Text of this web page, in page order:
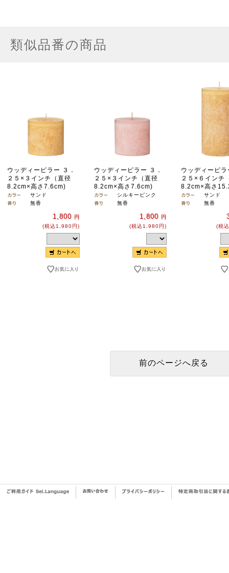
類似品番の商品
ウッディーピラー ３．
２５×３インチ（直径
8.2cm×高さ7.6cm)
サンド
無香
1,800 円
(税込1,980円)
ウッディーピラー ３．
２５×３インチ（直径
8.2cm×高さ7.6cm)
シルキーピンク
無香
1,800 円
(税込1,980円)
ウッディーピ
２５×６インチ
8.2cm×高さ
サンド
無香
(税